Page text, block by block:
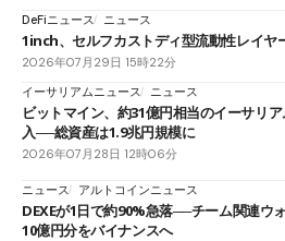
DeFiニュース ニュース
1inch、セルフカストディ型流動性レイヤ
2026年07月29日 15時22分
イーサリアムニュース
ニュース
ビットマイン、約31億円相当のイーサリ
入──総資産は1.9兆円規模に
2026年07月28日 12時06分
ニュース アルトコインニュース
DEXEが1日で約90%急落──チーム関連ウ
10億円分をバイナンスへ